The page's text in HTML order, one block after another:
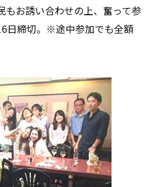
もお誘い合わせの上、奮って参
日締切。※途中参加でも全額